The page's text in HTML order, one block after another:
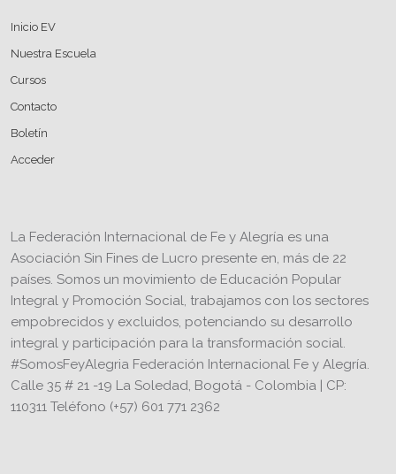
Inicio EV
Nuestra Escuela
Cursos
Contacto
Boletín
Acceder
La Federación Internacional de Fe y Alegría es una
Asociación Sin Fines de Lucro presente en, más de 22
países. Somos un movimiento de Educación Popular
Integral y Promoción Social, trabajamos con los sectores
empobrecidos y excluidos, potenciando su desarrollo
integral y participación para la transformación social.
#SomosFeyAlegria Federación Internacional Fe y Alegría.
Calle 35 # 21 -19 La Soledad, Bogotá - Colombia | CP:
110311 Teléfono (+57) 601 771 2362